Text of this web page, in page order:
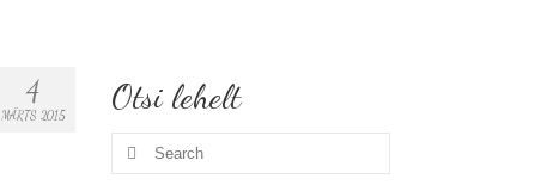
4
MÄRTS 2015 Otsi lehelt
Search